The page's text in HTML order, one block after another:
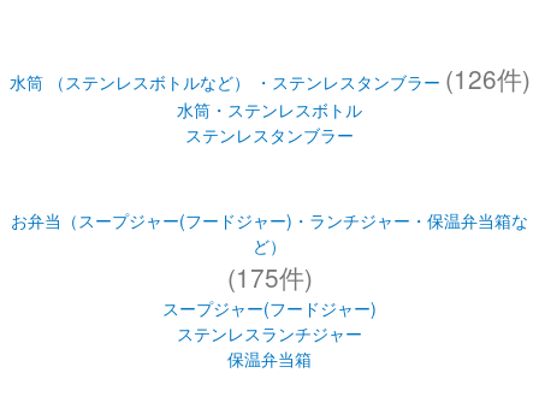
水筒 （ステンレスボトルなど） ・ステンレスタンブラー (126件)
水筒・ステンレスボトル
ステンレスタンブラー
お弁当（スープジャー(フードジャー)・ランチジャー・保温弁当箱な
ど）
(175件)
スープジャー(フードジャー)
ステンレスランチジャー
保温弁当箱